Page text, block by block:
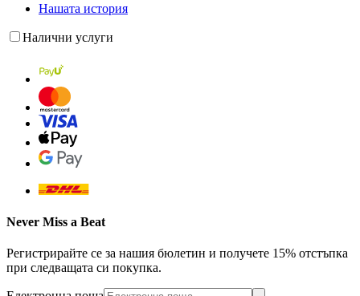
Нашата история
Налични услуги
Never Miss a Beat
Регистрирайте се за нашия бюлетин и получете 15% отстъпка
при следващата си покупка.